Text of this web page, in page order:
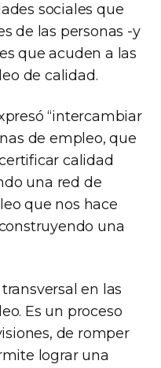
sociales que
de las personas -y
que acuden a las
de calidad.
“intercambiar
de empleo, que
calidad
una red de
que nos hace
una
en las
Es un proceso
de romper
lograr una